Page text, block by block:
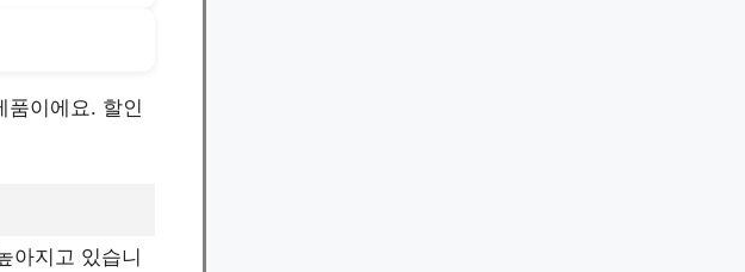
품이에요. 할인
아지고 있습니